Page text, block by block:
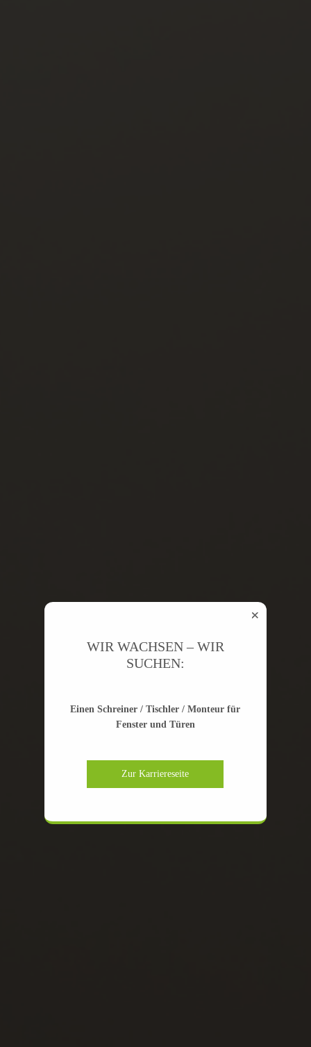
WIR WACHSEN – WIR
SUCHEN:
Einen Schreiner / Tischler / Monteur für
Fenster und Türen
Zur Karriereseite